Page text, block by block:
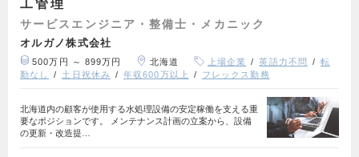
工管理
サービスエンジニア・整備士・メカニック
オルガノ株式会社
500万円 ～ 899万円 北海道 上場企業 英語力不問
転
勤なし
土日祝休み 年収600万以上 フレックス勤務
北海道内の顧客が使用する水処理設備の安定稼働を支える重
要なポジションです。 メンテナンス計画の立案から、設備
の更新・改造提…